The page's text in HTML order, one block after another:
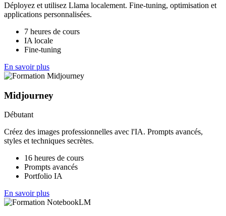
Déployez et utilisez Llama localement. Fine-tuning, optimisation et
applications personnalisées.
7 heures de cours
IA locale
Fine-tuning
En savoir plus
Midjourney
Débutant
Créez des images professionnelles avec l'IA. Prompts avancés,
styles et techniques secrètes.
16 heures de cours
Prompts avancés
Portfolio IA
En savoir plus